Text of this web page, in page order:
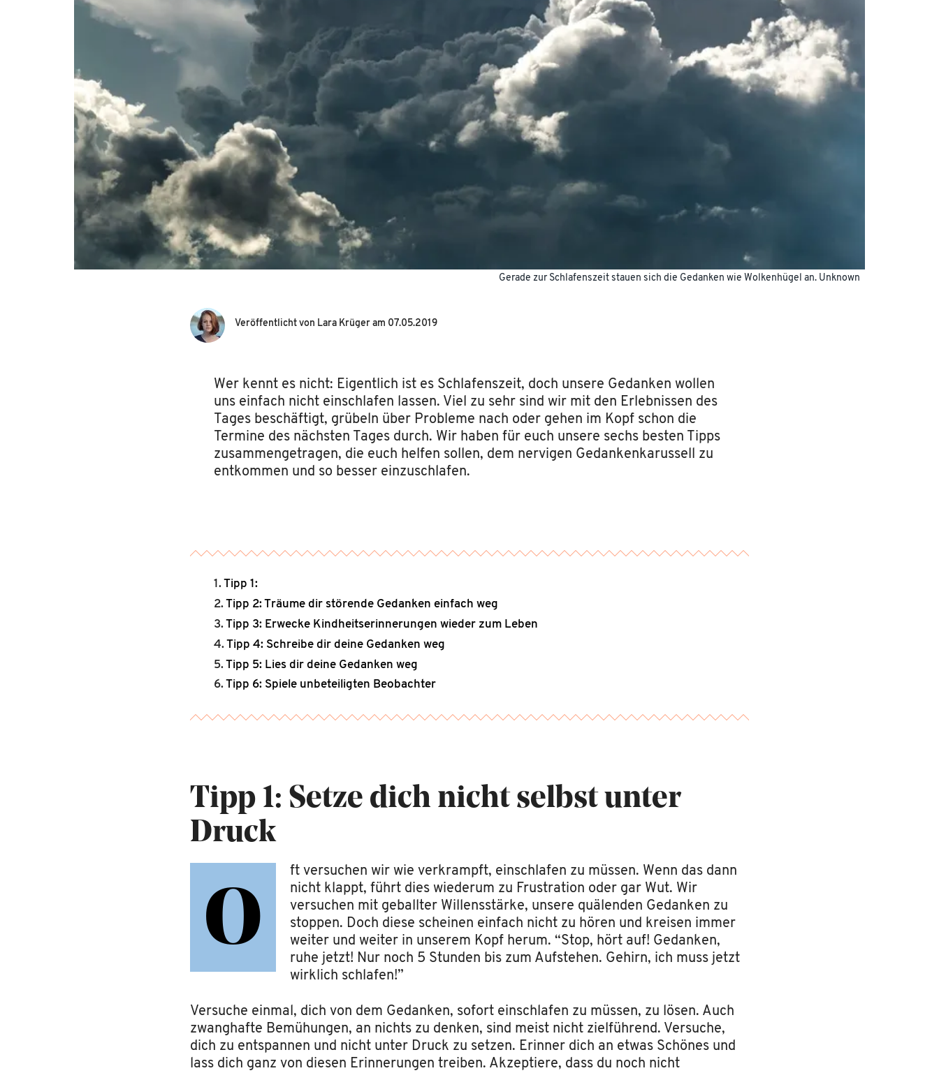
Gerade zur Schlafenszeit stauen sich die Gedanken wie Wolkenhügel an. Unknown
Veröffentlicht von Lara Krüger am 07.05.2019
Wer kennt es nicht: Eigentlich ist es Schlafenszeit, doch unsere Gedanken wollen
uns einfach nicht einschlafen lassen. Viel zu sehr sind wir mit den Erlebnissen des
Tages beschäftigt, grübeln über Probleme nach oder gehen im Kopf schon die
Termine des nächsten Tages durch. Wir haben für euch unsere sechs besten Tipps
zusammengetragen, die euch helfen sollen, dem nervigen Gedankenkarussell zu
entkommen und so besser einzuschlafen.
Tipp 1:
Tipp 2: Träume dir störende Gedanken einfach weg
Tipp 3: Erwecke Kindheitserinnerungen wieder zum Leben
Tipp 4: Schreibe dir deine Gedanken weg
Tipp 5: Lies dir deine Gedanken weg
Tipp 6: Spiele unbeteiligten Beobachter
Tipp 1: Setze dich nicht selbst unter
Druck
O
ft versuchen wir wie verkrampft, einschlafen zu müssen. Wenn das dann
nicht klappt, führt dies wiederum zu Frustration oder gar Wut. Wir
versuchen mit geballter Willensstärke, unsere quälenden Gedanken zu
stoppen. Doch diese scheinen einfach nicht zu hören und kreisen immer
weiter und weiter in unserem Kopf herum. “Stop, hört auf! Gedanken,
ruhe jetzt! Nur noch 5 Stunden bis zum Aufstehen. Gehirn, ich muss jetzt
wirklich schlafen!”
Versuche einmal, dich von dem Gedanken, sofort einschlafen zu müssen, zu lösen. Auch
zwanghafte Bemühungen, an nichts zu denken, sind meist nicht zielführend. Versuche,
dich zu entspannen und nicht unter Druck zu setzen. Erinner dich an etwas Schönes und
lass dich ganz von diesen Erinnerungen treiben. Akzeptiere, dass du noch nicht